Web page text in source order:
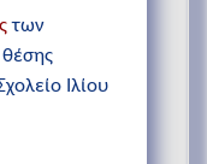
των
Ιλίου